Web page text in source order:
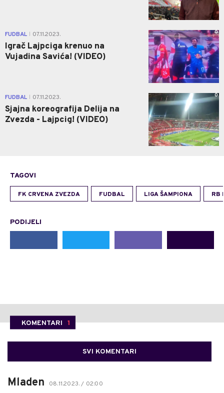
FUDBAL 07.11.2023.
Igrač Lajpciga krenuo na
Vujadina Savića! (VIDEO)
0
FUDBAL 07.11.2023.
Sjajna koreografija Delija na
Zvezda - Lajpcig! (VIDEO)
0
TAGOVI
FK CRVENA ZVEZDA FUDBAL LIGA ŠAMPIONA RB
PODIJELI
KOMENTARI 1
SVI KOMENTARI
Mladen 08.11.2023. / 02:00